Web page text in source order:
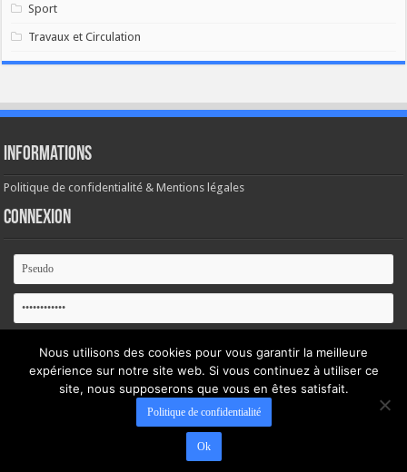
Sport
Travaux et Circulation
Informations
Politique de confidentialité & Mentions légales
Connexion
Se souvenir de moi
Mot de passe oublié ?
Nous utilisons des cookies pour vous garantir la meilleure
expérience sur notre site web. Si vous continuez à utiliser ce
site, nous supposerons que vous en êtes satisfait.
Politique de confidentialité
Ok